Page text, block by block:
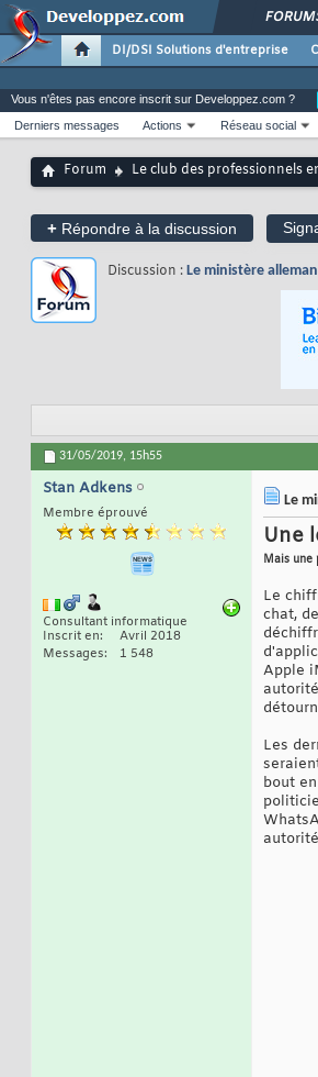
DI/DSI Solutions d'entreprise
Vous n'êtes pas encore inscrit sur Developpez.com ?
Derniers messages
Actions Réseau social
Forum Le club des professionnels
+ Répondre à la discussion
Discussion : Le ministère
31/05/2019, 15h55
Stan Adkens
Membre éprouvé
Consultant informatique
Inscrit en
Avril 2018
Messages
1 548
Le
Une
Mais une
Le
chat,
Apple
Les
bout